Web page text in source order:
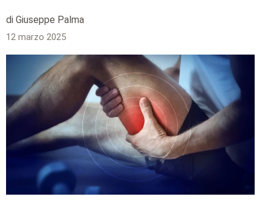
di Giuseppe Palma
12 marzo 2025